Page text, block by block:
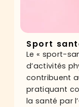
Sport
Le « sport-
d’activités
contribuent
pratiquant
la santé par